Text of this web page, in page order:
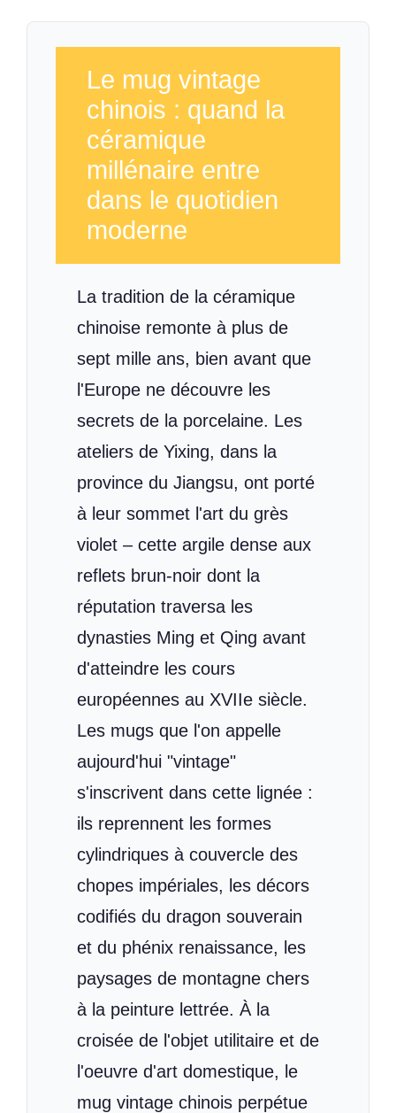
Le mug vintage
chinois : quand la
céramique
millénaire entre
dans le quotidien
moderne
La tradition de la céramique
chinoise remonte à plus de
sept mille ans, bien avant que
l'Europe ne découvre les
secrets de la porcelaine. Les
ateliers de Yixing, dans la
province du Jiangsu, ont porté
à leur sommet l'art du grès
violet – cette argile dense aux
reflets brun-noir dont la
réputation traversa les
dynasties Ming et Qing avant
d'atteindre les cours
européennes au XVIIe siècle.
Les mugs que l'on appelle
aujourd'hui "vintage"
s'inscrivent dans cette lignée :
ils reprennent les formes
cylindriques à couvercle des
chopes impériales, les décors
codifiés du dragon souverain
et du phénix renaissance, les
paysages de montagne chers
à la peinture lettrée. À la
croisée de l'objet utilitaire et de
l'oeuvre d'art domestique, le
mug vintage chinois perpétue